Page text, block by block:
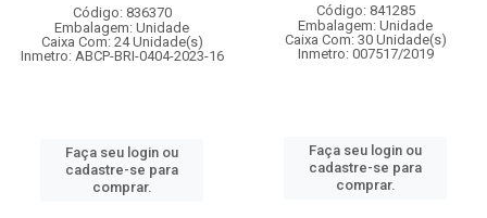
Código: 836370
Embalagem: Unidade
Caixa Com: 24 Unidade(s)
Inmetro: ABCP-BRI-0404-2023-16
Faça seu login ou
cadastre-se para
comprar.
Código: 841285
Embalagem: Unidade
Caixa Com: 30 Unidade(s)
Inmetro: 007517/2019
Faça seu login ou
cadastre-se para
comprar.